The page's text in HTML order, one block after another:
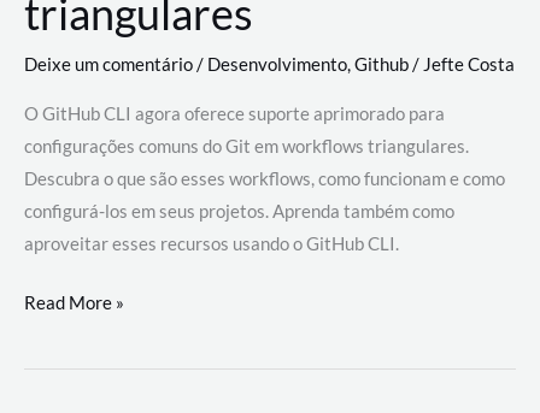
triangulares
Deixe um comentário/ Desenvolvimento,Github/ Jefte Costa
O GitHub CLI agora oferece suporte aprimorado para
configurações comuns do Git em workflows triangulares.
Descubra o que são esses workflows, como funcionam e como
configurá-los em seus projetos. Aprenda também como
aproveitar esses recursos usando o GitHub CLI.
GitHub
revoluciona
Read More »